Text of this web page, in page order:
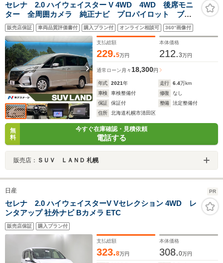
セレナ 2.0 ハイウェイスター V 4WD 4WD 後席モニ
ター 全周囲カメラ 純正ナビ プロパイロット ブラ
インドスポットモニター 両側電動スライドドア デジ
タルインナーミラー LEDヘッドライト オートライ
ト ETC 純正15インチアルミ
販売店保証 車両品質評価書付 購入プラン付 オンライン相談可 360°画像付
支払総額
229.5万円
本体価格
212.3万円
通常ローン 月々18,300円
年式 2021年 走行 6.4万km
車検
車検整備付 修復
なし
保証
保証付 整備
法定整備付
住所
北海道札幌市清田区
無
料
今すぐ在庫確認・見積依頼
電話する
販売店： ＳＵＶ ＬＡＮＤ 札幌
日産 PR
セレナ 2.0 ハイウェイスターV Vセレクション 4WD レ
ンタアップ 社外ナビ Bカメラ ETC
販売店保証 購入プラン付
支払総額
323.8万円
本体価格
308.0万円